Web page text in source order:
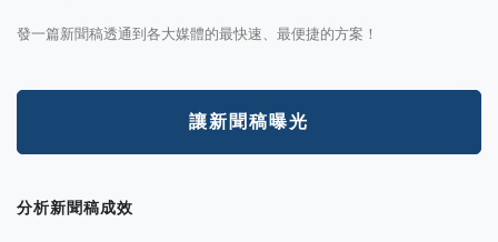
發一篇新聞稿透通到各大媒體的最快速、最便捷的方案！
讓新聞稿曝光
分析新聞稿成效